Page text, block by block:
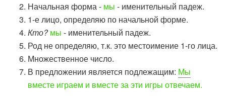
Начальная форма - мы - именительный падеж.
1-е лицо, определяю по начальной форме.
Кто?мы - именительный падеж.
Род не определяю, т.к. это местоимение 1-го лица.
Множественное число.
В предложении является подлежащим: Мы
вместе играем и вместе за эти игры отвечаем.